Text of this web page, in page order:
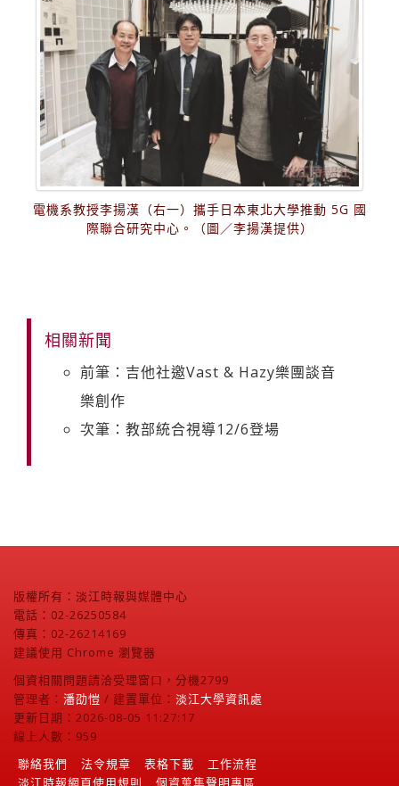
電機系教授李揚漢（右一）攜手日本東北大學推動 5G 國
際聯合研究中心。（圖／李揚漢提供）
相關新聞
前筆：吉他社邀Vast & Hazy樂團談音
樂創作
次筆：教部統合視導12/6登場
版權所有：淡江時報與媒體中心
電話：02-26250584
傳真：02-26214169
建議使用 Chrome 瀏覽器
個資相關問題請洽受理窗口，分機2799
管理者： 潘劭愷 / 建置單位： 淡江大學資訊處
更新日期：2026-08-05 11:27:17
線上人數：959
聯絡我們
法令規章 表格下載
工作流程
淡江時報網頁使用規則
個資蒐集聲明專區